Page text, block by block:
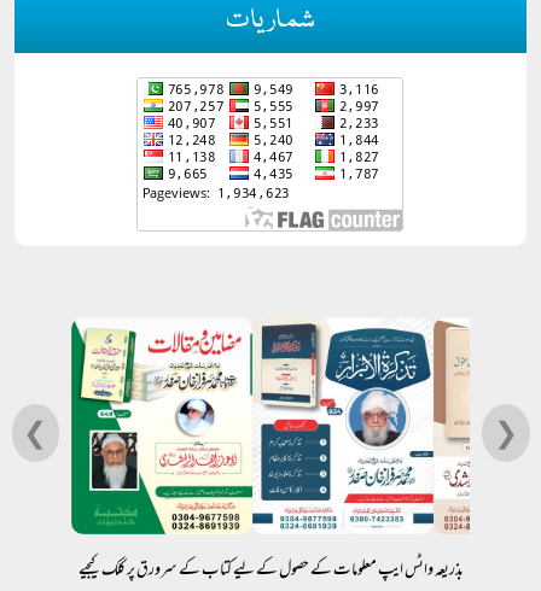
شماریات
❮ ❯
بذریعہ واٹس ایپ معلومات کے حصول کے لیے کتاب کے سرورق پر کلک کیجیے